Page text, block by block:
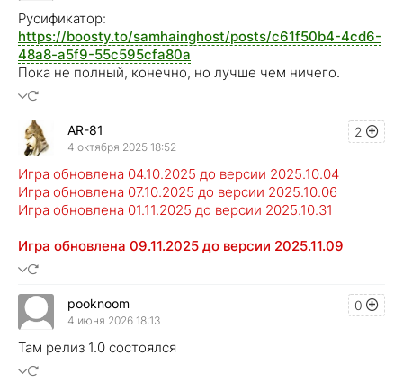
Русификатор:
https://boosty.to/samhainghost/posts/c61f50b4-4cd6-
48a8-a5f9-55c595cfa80a
Пока не полный, конечно, но лучше чем ничего.
2
AR-81
4 октября 2025 18:52
Игра обновлена 04.10.2025 до версии 2025.10.04
Игра обновлена 07.10.2025 до версии 2025.10.06
Игра обновлена 01.11.2025 до версии 2025.10.31
Игра обновлена 09.11.2025 до версии 2025.11.09
0
pooknoom
4 июня 2026 18:13
Там релиз 1.0 состоялся